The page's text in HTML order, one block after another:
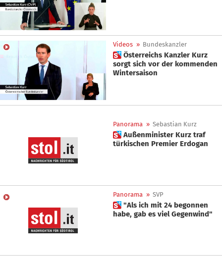
Videos » Bundeskanzler
 Österreichs Kanzler Kurz
sorgt sich vor der kommenden
Wintersaison
Panorama » Sebastian Kurz
 Außenminister Kurz traf
türkischen Premier Erdogan
Panorama » SVP
 "Als ich mit 24 begonnen
habe, gab es viel Gegenwind"